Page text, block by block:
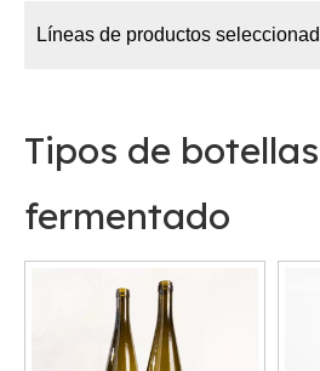
Líneas de productos
Tipos de
fermentado